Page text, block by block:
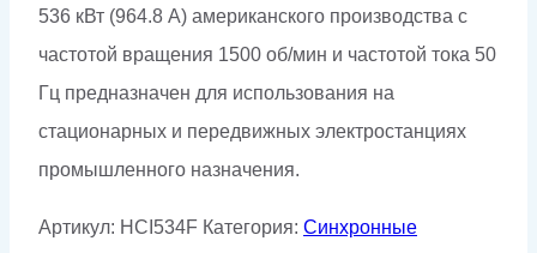
536 кВт (964.8 А) американского производства с
частотой вращения 1500 об/мин и частотой тока 50
Гц предназначен для использования на
стационарных и передвижных электростанциях
промышленного назначения.
Артикул: HCI534F Категория: Синхронные